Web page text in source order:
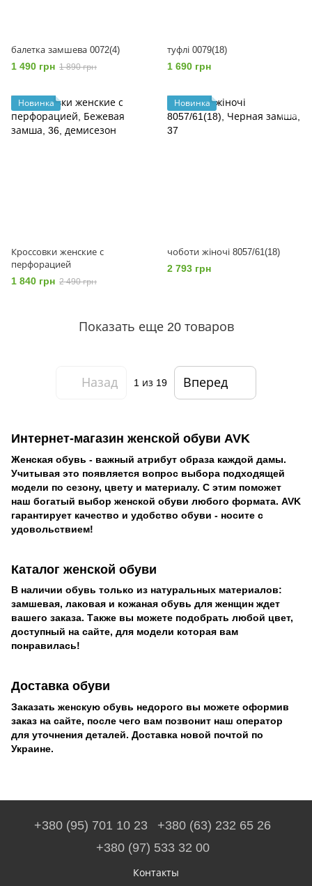
балетка замшева 0072(4)
1 490 грн 1 890 грн
туфлі 0079(18)
1 690 грн
Новинка
Кроссовки женские с
перфорацией
1 840 грн 2 490 грн
Новинка
чоботи жіночі 8057/61(18)
2 793 грн
Показать еще 20 товаров
Назад 1 из 19 Вперед
Интернет-магазин женской обуви AVK
Женская обувь - важный атрибут образа каждой дамы.
Учитывая это появляется вопрос выбора подходящей
модели по сезону, цвету и материалу. С этим поможет
наш богатый выбор женской обуви любого формата. AVK
гарантирует качество и удобство обуви - носите с
удовольствием!
Каталог женской обуви
В наличии обувь только из натуральных материалов:
замшевая, лаковая и кожаная обувь для женщин ждет
вашего заказа. Также вы можете подобрать любой цвет,
доступный на сайте, для модели которая вам
понравилась!
Доставка обуви
Заказать женскую обувь недорого вы можете оформив
заказ на сайте, после чего вам позвонит наш оператор
для уточнения деталей. Доставка новой почтой по
Украине.
+380 (95) 701 10 23
+380 (63) 232 65 26
+380 (97) 533 32 00
Контакты